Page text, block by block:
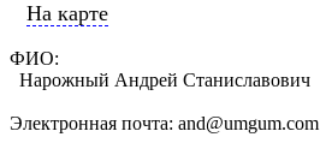
На карте
ФИО:
Нарожный Андрей Станиславович
Электронная почта: and@umgum.com